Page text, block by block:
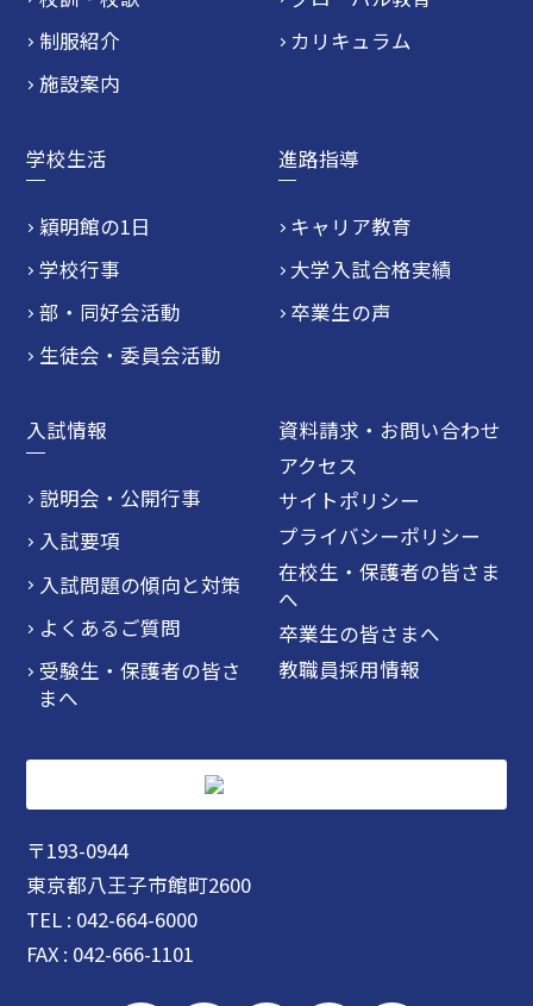
制服紹介
施設案内
カリキュラム
学校生活
穎明館の1日
学校行事
部・同好会活動
生徒会・委員会活動
進路指導
キャリア教育
大学入試合格実績
卒業生の声
入試情報
説明会・公開行事
入試要項
入試問題の傾向と対策
よくあるご質問
受験生・保護者の皆さ
まへ
資料請求・お問い合わせ
アクセス
サイトポリシー
プライバシーポリシー
在校生・保護者の皆さま
へ
卒業生の皆さまへ
教職員採用情報
〒193-0944
東京都八王子市館町2600
TEL : 042-664-6000
FAX : 042-666-1101